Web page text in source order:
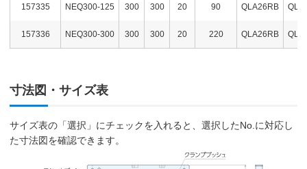
157335 NEQ300-125 300 300 20 90 QLA26RB
157336 NEQ300-300 300 300 20 220 QLA26RB
寸法図・サイズ表
サイズ表の「選択」にチェックを入れると、選択したNo.に対応し
た寸法図を確認できます。